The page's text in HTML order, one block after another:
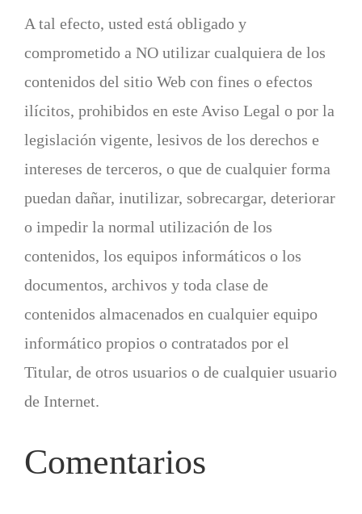
A tal efecto, usted está obligado y
comprometido a NO utilizar cualquiera de los
contenidos del sitio Web con fines o efectos
ilícitos, prohibidos en este Aviso Legal o por la
legislación vigente, lesivos de los derechos e
intereses de terceros, o que de cualquier forma
puedan dañar, inutilizar, sobrecargar, deteriorar
o impedir la normal utilización de los
contenidos, los equipos informáticos o los
documentos, archivos y toda clase de
contenidos almacenados en cualquier equipo
informático propios o contratados por el
Titular, de otros usuarios o de cualquier usuario
de Internet.
Comentarios